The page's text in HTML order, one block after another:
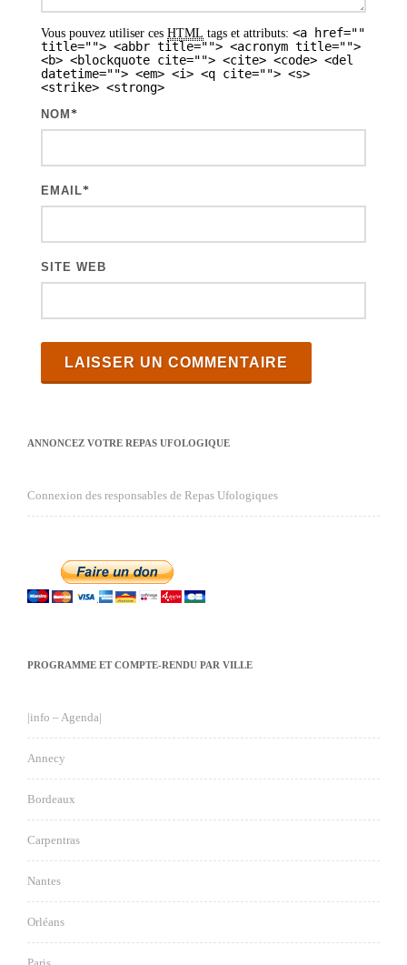
Vous pouvez utiliser ces HTML tags et attributs: <a href=""
title=""> <abbr title=""> <acronym title="">
<b> <blockquote cite=""> <cite> <code> <del
datetime=""> <em> <i> <q cite=""> <s>
<strike> <strong>
NOM *
EMAIL*
SITE WEB
ANNONCEZ VOTRE REPAS UFOLOGIQUE
Connexion des responsables de Repas Ufologiques
PROGRAMME ET COMPTE-RENDU PAR VILLE
|info – Agenda|
Annecy
Bordeaux
Carpentras
Nantes
Orléans